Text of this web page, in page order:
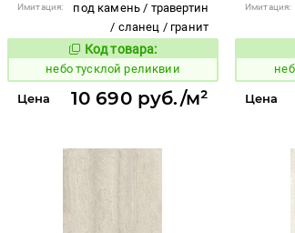
Имитация:
под камень / травертин
/ сланец / гранит
Код товара:
1122705Код товара:
небо тусклой реликвии
Цена 10 690 руб./м²
Имитация:
Цена